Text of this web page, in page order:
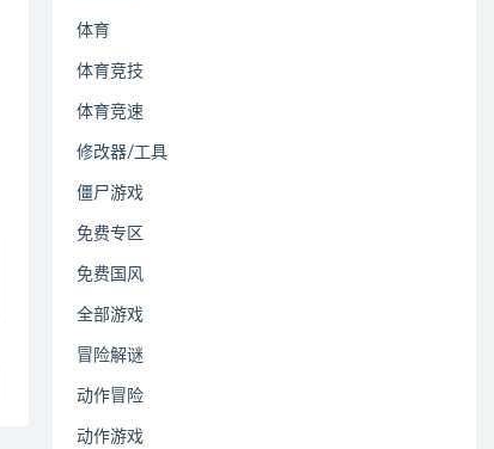
体育
体育竞技
体育竞速
修改器/工具
僵尸游戏
免费专区
免费国风
全部游戏
冒险解谜
动作冒险
动作游戏